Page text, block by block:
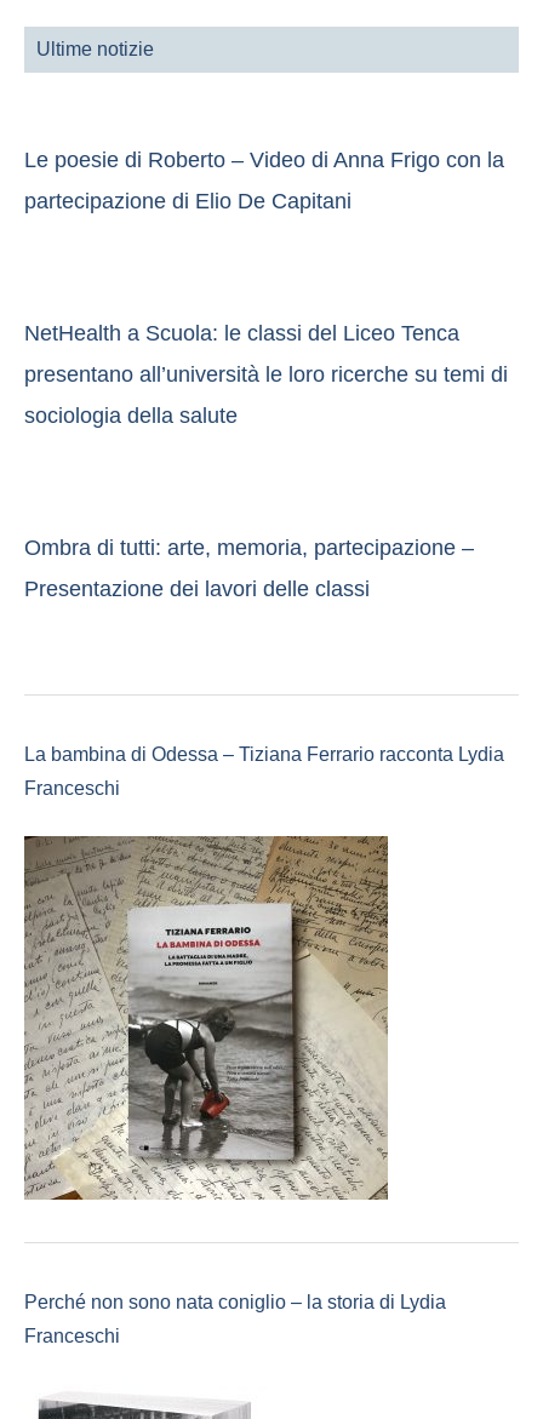
Ultime notizie
Le poesie di Roberto – Video di Anna Frigo con la
partecipazione di Elio De Capitani
NetHealth a Scuola: le classi del Liceo Tenca
presentano all’università le loro ricerche su temi di
sociologia della salute
Ombra di tutti: arte, memoria, partecipazione –
Presentazione dei lavori delle classi
La bambina di Odessa – Tiziana Ferrario racconta Lydia
Franceschi
Perché non sono nata coniglio – la storia di Lydia
Franceschi